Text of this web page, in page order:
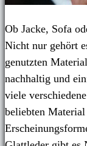
Ob Jacke, Sofa
Nicht nur gehört
genutzten
nachhaltig und
viele
beliebten